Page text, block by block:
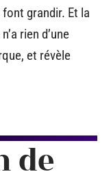
grandir. Et la
rien d’une
et révèle
de